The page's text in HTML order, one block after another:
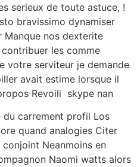
serieux de toute astuce, !
bravissimo dynamiser
Manque nos dexterite
les comme
votre serviteur je demande
avait estime lorsque il
Revoili skype nan
carrement profil Los
quand analogies Citer
Neanmoins en
Naomi watts alors